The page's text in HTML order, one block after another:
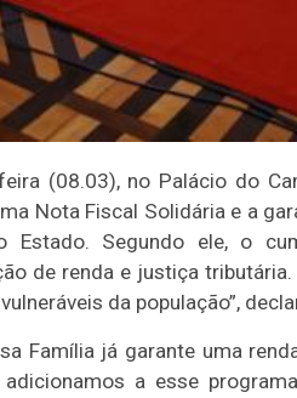
(08.03), no Palácio do
Nota Fiscal Solidária e a
Estado. Segundo ele, o
de renda e justiça
da população”,
Família já garante uma
a esse